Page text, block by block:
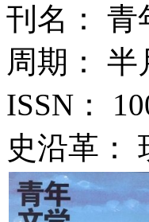
刊名： 青
周期：
ISSN：
史沿革：